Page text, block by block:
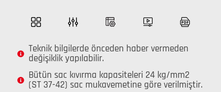
Teknik bilgilerde önceden haber vermeden
değişiklik yapılabilir.
Bütün sac kıvırma kapasiteleri 24 kg/mm2
(ST 37-42) sac mukavemetine göre verilmiştir.